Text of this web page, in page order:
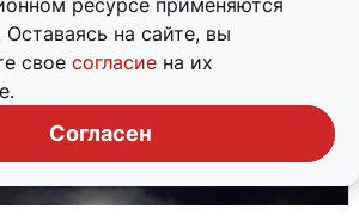
ресурсе применяются
на сайте, вы
свое согласие на их
Согласен